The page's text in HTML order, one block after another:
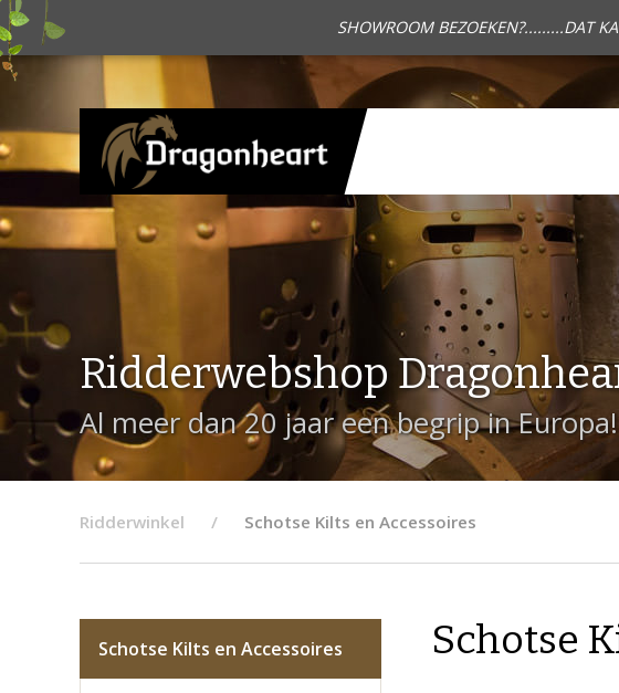
SHOWROOM BEZOEKEN?.........DAT
Ridderwebshop
Al meer dan 20 jaar een begrip in Europa!
Ridderwinkel Schotse Kilts en Accessoires
Schotse Kilts en Accessoires Schotse